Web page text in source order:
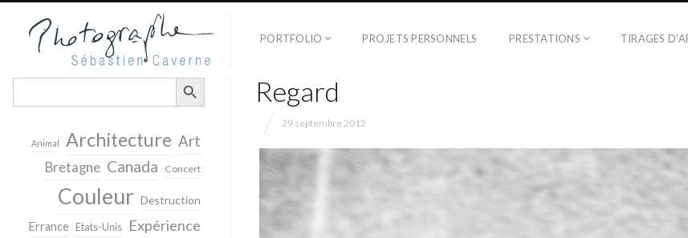
PORTFOLIO PROJETS PERSONNELS PRESTATIONS TIRAGES
Regard
29 septembre 2012
Search
SEARCH BUTTON
Animal Architecture Art
Bretagne Canada Concert
Couleur Destruction
Errance
Etats-Unis Expérience